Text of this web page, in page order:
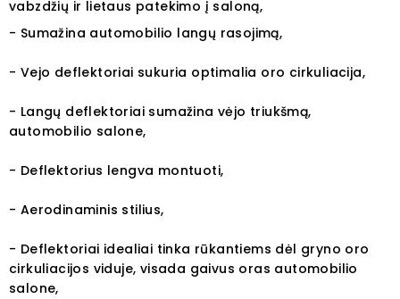
vabzdžių ir lietaus patekimo į saloną,
- Sumažina automobilio langų rasojimą,
- Vejo deflektoriai sukuria optimalia oro cirkuliacija,
- Langų deflektoriai sumažina vėjo triukšmą,
automobilio salone,
- Deflektorius lengva montuoti,
- Aerodinaminis stilius,
- Deflektoriai idealiai tinka rūkantiems dėl gryno oro
cirkuliacijos viduje, visada gaivus oras automobilio
salone,